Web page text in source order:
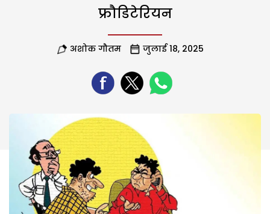
फ्रौडिटेरियन
अशोक गौतम जुलाई 18, 2025